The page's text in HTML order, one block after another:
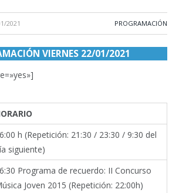
2021 PROGRAMACIÓN
VIERNES 22/01/2021
h (Repetición: 21:30 / 23:30 / 9:30 del
siguiente)
Programa de recuerdo: II Concurso
Joven 2015 (Repetición: 22:00h)